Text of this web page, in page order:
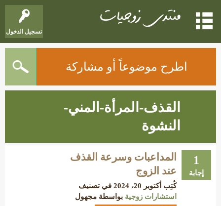
تسجيل الدخول
اطرح موضوعاً أو مشاركة
القذف-المرأة-المني-
النشوة
1
إجابة
المداعبات وسرعة القذف
عند الزوج
كُتِب أكتوبر 20، 2024
في تصنيف
استشارات زوجية بواسطة مجهول